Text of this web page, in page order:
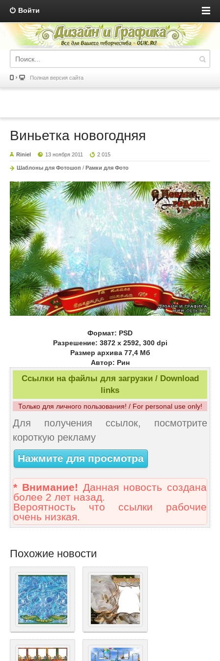
Войти
Полная версия сайта
Виньетка новогодняя
Riniel 13 ноября 2011 2 015
Шаблоны для Фотошоп / Рамки для Фото
Формат: PSD
Разрешение: 3872 х 2592, 300 dpi
Размер архива 77,4 Мб
Автор: Рин
Ссылки на файлы для загрузки / Download
links
Только для личного пользования! / For personal use only!
Для получения ссылок, посмотрите
короткую рекламу
Нажмите для просмотра
* Внимание! Данная новость создана
более 2 лет назад.
Вероятность что ссылки рабочие
очень низкая.
Похожие новости